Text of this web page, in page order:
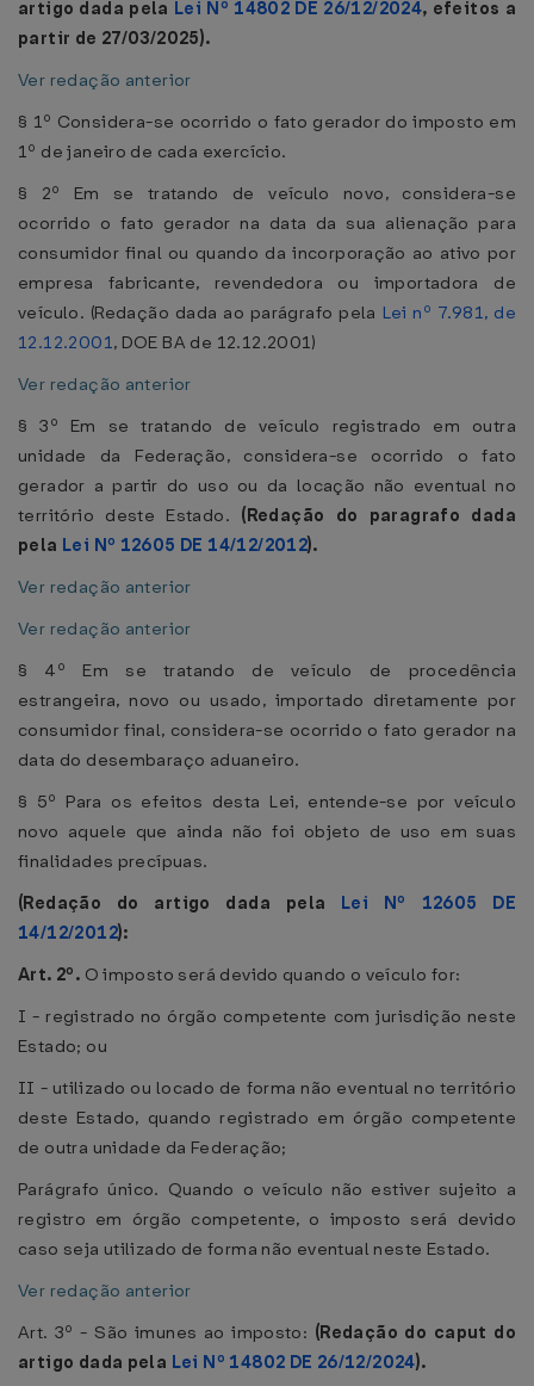
artigo dada pela Lei Nº 14802 DE 26/12/2024, efeitos a
partir de 27/03/2025).
Ver redação anterior
§ 1º Considera-se ocorrido o fato gerador do imposto em
1º de janeiro de cada exercício.
§ 2º Em se tratando de veículo novo, considera-se
ocorrido o fato gerador na data da sua alienação para
consumidor final ou quando da incorporação ao ativo por
empresa fabricante, revendedora ou importadora de
veículo. (Redação dada ao parágrafo pela Lei nº 7.981, de
12.12.2001, DOE BA de 12.12.2001)
Ver redação anterior
§ 3º Em se tratando de veículo registrado em outra
unidade da Federação, considera-se ocorrido o fato
gerador a partir do uso ou da locação não eventual no
território deste Estado. (Redação do paragrafo dada
pela Lei Nº 12605 DE 14/12/2012).
Ver redação anterior
Ver redação anterior
§ 4º Em se tratando de veículo de procedência
estrangeira, novo ou usado, importado diretamente por
consumidor final, considera-se ocorrido o fato gerador na
data do desembaraço aduaneiro.
§ 5º Para os efeitos desta Lei, entende-se por veículo
novo aquele que ainda não foi objeto de uso em suas
finalidades precípuas.
(Redação do artigo dada pela Lei Nº 12605 DE
14/12/2012):
Art. 2º. O imposto será devido quando o veículo for:
I - registrado no órgão competente com jurisdição neste
Estado; ou
II - utilizado ou locado de forma não eventual no território
deste Estado, quando registrado em órgão competente
de outra unidade da Federação;
Parágrafo único. Quando o veículo não estiver sujeito a
registro em órgão competente, o imposto será devido
caso seja utilizado de forma não eventual neste Estado.
Ver redação anterior
Art. 3º - São imunes ao imposto: (Redação do caput do
artigo dada pela Lei Nº 14802 DE 26/12/2024).